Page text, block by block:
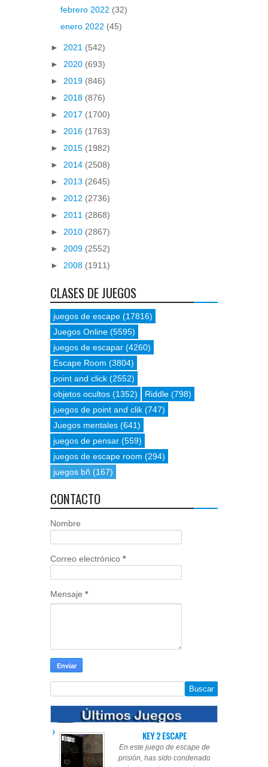
febrero 2022 (32)
enero 2022 (45)
► 2021 (542)
► 2020 (693)
► 2019 (846)
► 2018 (876)
► 2017 (1700)
► 2016 (1763)
► 2015 (1982)
► 2014 (2508)
► 2013 (2645)
► 2012 (2736)
► 2011 (2868)
► 2010 (2867)
► 2009 (2552)
► 2008 (1911)
CLASES DE JUEGOS
juegos de escape (17816)
Juegos Online (5595)
juegos de escapar (4260)
Escape Room (3804)
point and click (2552)
objetos ocultos (1352) Riddle (798)
juegos de point and clik (747)
Juegos mentales (641)
juegos de pensar (559)
juegos de escape room (294)
juegos bñ (167)
CONTACTO
Nombre
Correo electrónico *
Mensaje *
KEY 2 ESCAPE
En este juego de escape de
prisión, has sido condenado